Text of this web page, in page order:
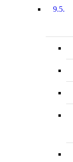
9.5.